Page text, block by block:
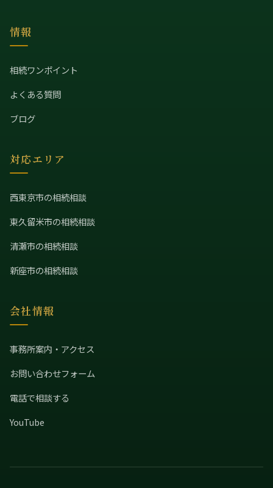
情報
相続ワンポイント
よくある質問
ブログ
対応エリア
西東京市の相続相談
東久留米市の相続相談
清瀬市の相続相談
新座市の相続相談
会社情報
事務所案内・アクセス
お問い合わせフォーム
電話で相談する
YouTube